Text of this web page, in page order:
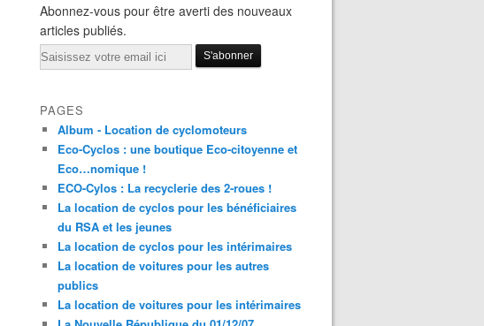
Abonnez-vous pour être averti des nouveaux
articles publiés.
Email
PAGES
Album - Location de cyclomoteurs
Eco-Cyclos : une boutique Eco-citoyenne et
Eco…nomique !
ECO-Cylos : La recyclerie des 2-roues !
La location de cyclos pour les bénéficiaires
du RSA et les jeunes
La location de cyclos pour les intérimaires
La location de voitures pour les autres
publics
La location de voitures pour les intérimaires